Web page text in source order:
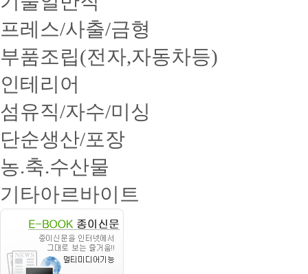
프레스/사출/금형
부품조립(전자,자동차등)
인테리어
섬유직/자수/미싱
단순생산/포장
농.축.수산물
기타아르바이트